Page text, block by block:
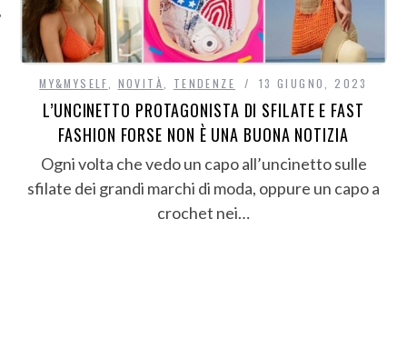
MY&MYSELF, NOVITÀ, TENDENZE 13 GIUGNO, 2023
L’UNCINETTO PROTAGONISTA DI SFILATE E FAST
FASHION FORSE NON È UNA BUONA NOTIZIA
Ogni volta che vedo un capo all’uncinetto sulle
sfilate dei grandi marchi di moda, oppure un capo a
crochet nei…